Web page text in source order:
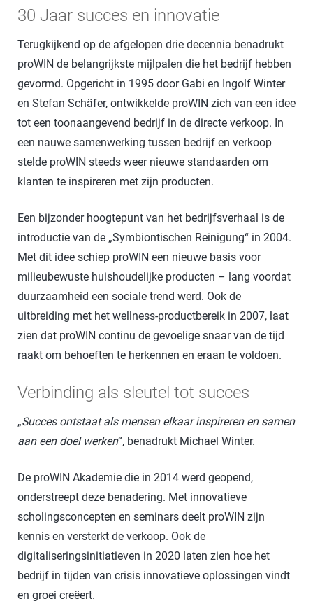
30 Jaar succes en innovatie
Terugkijkend op de afgelopen drie decennia benadrukt
proWIN de belangrijkste mijlpalen die het bedrijf hebben
gevormd. Opgericht in 1995 door Gabi en Ingolf Winter
en Stefan Schäfer, ontwikkelde proWIN zich van een idee
tot een toonaangevend bedrijf in de directe verkoop. In
een nauwe samenwerking tussen bedrijf en verkoop
stelde proWIN steeds weer nieuwe standaarden om
klanten te inspireren met zijn producten.
Een bijzonder hoogtepunt van het bedrijfsverhaal is de
introductie van de „Symbiontischen Reinigung“ in 2004.
Met dit idee schiep proWIN een nieuwe basis voor
milieubewuste huishoudelijke producten – lang voordat
duurzaamheid een sociale trend werd. Ook de
uitbreiding met het wellness-productbereik in 2007, laat
zien dat proWIN continu de gevoelige snaar van de tijd
raakt om behoeften te herkennen en eraan te voldoen.
Verbinding als sleutel tot succes
„Succes ontstaat als mensen elkaar inspireren en samen
aan een doel werken“, benadrukt Michael Winter.
De proWIN Akademie die in 2014 werd geopend,
onderstreept deze benadering. Met innovatieve
scholingsconcepten en seminars deelt proWIN zijn
kennis en versterkt de verkoop. Ook de
digitaliseringsinitiatieven in 2020 laten zien hoe het
bedrijf in tijden van crisis innovatieve oplossingen vindt
en groei creëert.